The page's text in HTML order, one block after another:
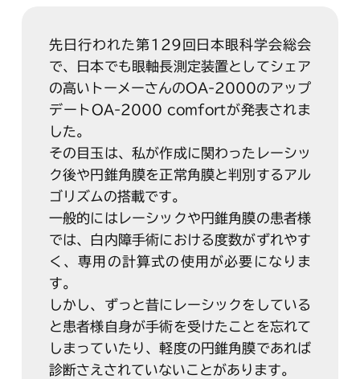
先日行われた第129回日本眼科学会総会
で、日本でも眼軸長測定装置としてシェア
の高いトーメーさんのOA-2000のアップ
デートOA-2000 comfortが発表されま
した。
その目玉は、私が作成に関わったレーシッ
ク後や円錐角膜を正常角膜と判別するアル
ゴリズムの搭載です。
一般的にはレーシックや円錐角膜の患者様
では、白内障手術における度数がずれやす
く、専用の計算式の使用が必要になりま
す。
しかし、ずっと昔にレーシックをしている
と患者様自身が手術を受けたことを忘れて
しまっていたり、軽度の円錐角膜であれば
診断さえされていないことがあります。